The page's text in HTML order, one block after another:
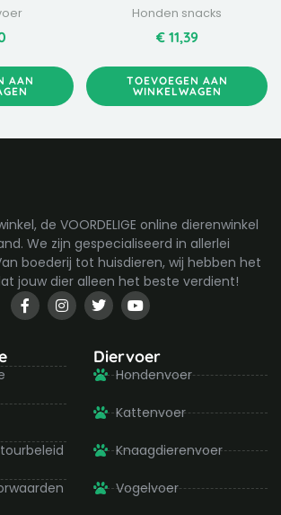
AAN
Honden snacks
€11,39
TOEVOEGEN AAN
WINKELWAGEN
de VOORDELIGE online dierenwinkel
We zijn gespecialiseerd in allerlei
boederij tot huisdieren, wij hebben het
jouw dier alleen het beste verdient!
F
a
c
o
I
n
s
g
T
w
i
t
e
r
Y
o
u
u
b
e
Diervoer
Hondenvoer
Kattenvoer
Knaagdierenvoer
Vogelvoer